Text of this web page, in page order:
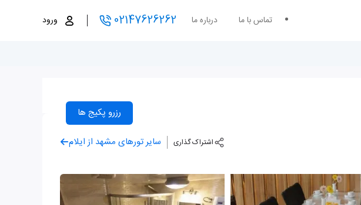
تماس با ما درباره ما 02147626262 ورود
رزرو پکیج ها
اشتراک گذاری سایر تورهای مشهد از ایلام